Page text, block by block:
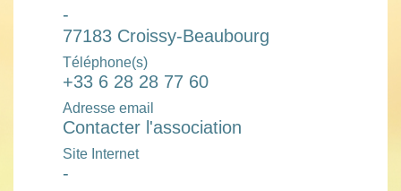
-
77183 Croissy-Beaubourg
Téléphone(s)
+33 6 28 28 77 60
Adresse email
Contacter l'association
Site Internet
-